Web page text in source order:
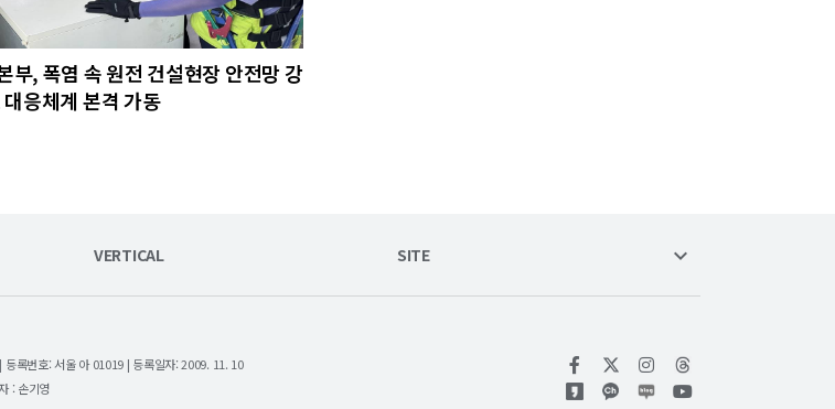
부, 폭염 속 원전 건설현장 안전망 강
응체계 본격 가동
keyboard_arrow_down
VERTICAL SITE
록번호: 서울 아 01019 | 등록일자: 2009. 11. 10
: 손기영
위키트리 페이스북위키트리 인스타그램
위키트리 유튜브